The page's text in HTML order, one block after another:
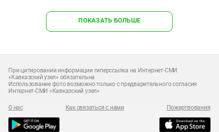
ПОКАЗАТЬ БОЛЬШЕ
При цитировании информации гиперссылка на Интернет-СМИ
«Кавказский узел» обязательна
Использование фото возможно только с предварительного согласия
Интернет-СМИ «Кавказский узел»
О нас Как связаться с нами Пожертвования